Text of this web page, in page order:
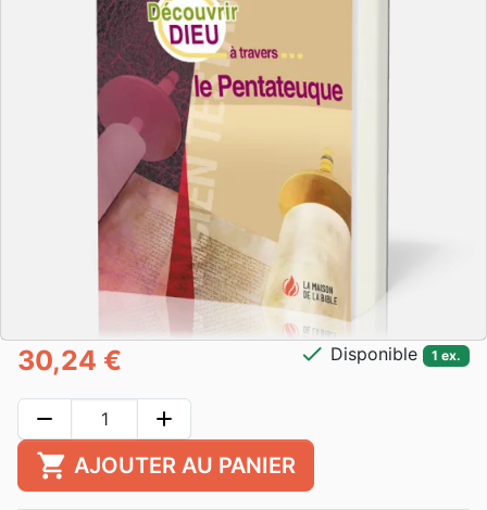
30,24 € check Disponible 1 ex.
remove add
shopping_cart AJOUTER AU PANIER